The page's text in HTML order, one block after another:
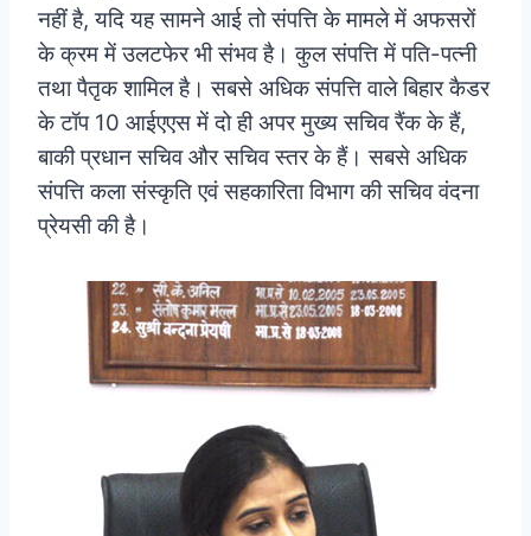
नहीं है, यदि यह सामने आई तो संपत्ति के मामले में अफसरों
के क्रम में उलटफेर भी संभव है। कुल संपत्ति में पति-पत्नी
तथा पैतृक शामिल है। सबसे अधिक संपत्ति वाले बिहार कैडर
के टॉप 10 आईएएस में दो ही अपर मुख्य सचिव रैंक के हैं,
बाकी प्रधान सचिव और सचिव स्तर के हैं। सबसे अधिक
संपत्ति कला संस्कृति एवं सहकारिता विभाग की सचिव वंदना
प्रेयसी की है।